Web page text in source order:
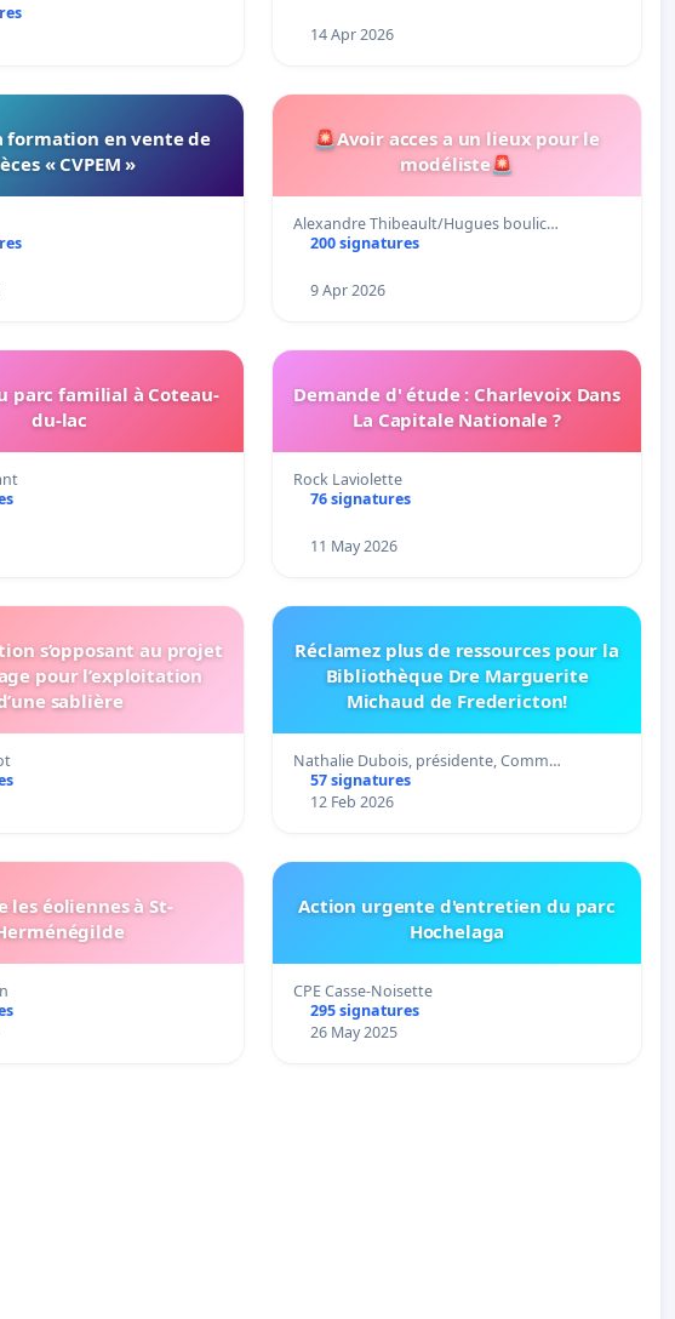
14 Apr 2026
formation en vente de
« CVPEM »
🚨Avoir acces a un lieux pour le
modéliste🚨
Alexandre Thibeault/Hugues boulic…
200 signatures
9 Apr 2026
parc familial à Coteau-
du-lac
Demande d' étude : Charlevoix Dans
La Capitale Nationale ?
Rock Laviolette
76 signatures
11 May 2026
s’opposant au projet
pour l’exploitation
sablière
Réclamez plus de ressources pour la
Bibliothèque Dre Marguerite
Michaud de Fredericton!
Nathalie Dubois, présidente, Comm…
57 signatures
12 Feb 2026
les éoliennes à St-
Action urgente d'entretien du parc
Hochelaga
CPE Casse-Noisette
295 signatures
26 May 2025